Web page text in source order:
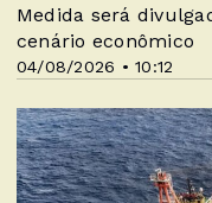
04/08/2026 • 10:12
Medida será
cenário econômico